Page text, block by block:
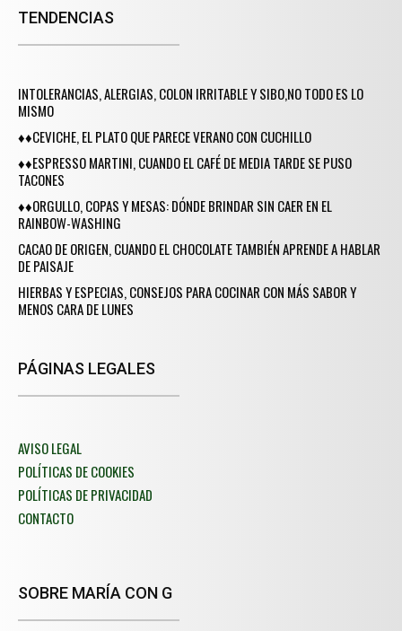
TENDENCIAS
INTOLERANCIAS, ALERGIAS, COLON IRRITABLE Y SIBO,NO TODO ES LO
MISMO
♦♦CEVICHE, EL PLATO QUE PARECE VERANO CON CUCHILLO
♦♦ESPRESSO MARTINI, CUANDO EL CAFÉ DE MEDIA TARDE SE PUSO
TACONES
♦♦ORGULLO, COPAS Y MESAS: DÓNDE BRINDAR SIN CAER EN EL
RAINBOW-WASHING
CACAO DE ORIGEN, CUANDO EL CHOCOLATE TAMBIÉN APRENDE A HABLAR
DE PAISAJE
HIERBAS Y ESPECIAS, CONSEJOS PARA COCINAR CON MÁS SABOR Y
MENOS CARA DE LUNES
PÁGINAS LEGALES
AVISO LEGAL
POLÍTICAS DE COOKIES
POLÍTICAS DE PRIVACIDAD
CONTACTO
SOBRE MARÍA CON G